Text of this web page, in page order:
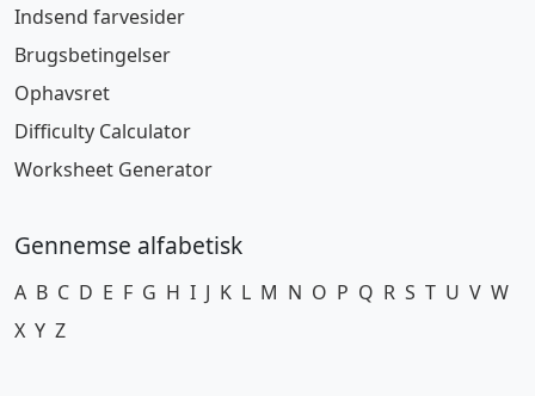
Indsend farvesider
Brugsbetingelser
Ophavsret
Difficulty Calculator
Worksheet Generator
Gennemse alfabetisk
A B C D E F G H I J K L M N O P Q R S T U V W
X Y Z